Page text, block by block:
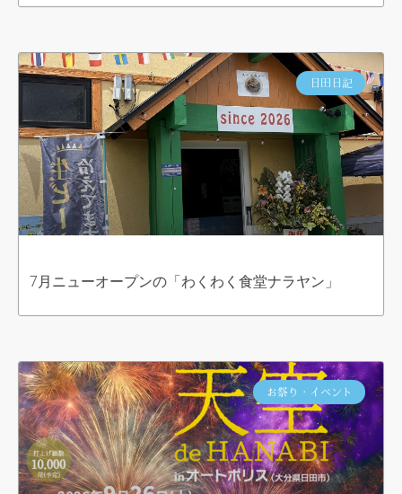
日田日記
7月ニューオープンの「わくわく食堂ナラヤン」
お祭り・イベント